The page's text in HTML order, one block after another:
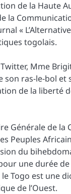
de la Haute
la
«
togolais.
Mme
son ras-le-bol
de la liberté
Générale de la
Peuples
du
une durée
Togo est une
de l’Ouest.